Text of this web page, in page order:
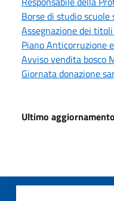
Borse di studio scuole
Assegnazione dei
Piano Anticorruzione
Avviso vendita bosco
Giornata donazione
Ultimo aggiornamento